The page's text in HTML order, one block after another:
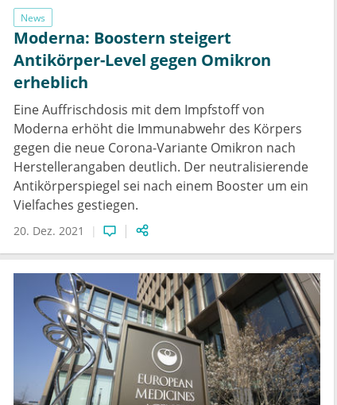
News
Moderna: Boostern steigert
Antikörper-Level gegen Omikron
erheblich
Eine Auffrischdosis mit dem Impfstoff von
Moderna erhöht die Immunabwehr des Körpers
gegen die neue Corona-Variante Omikron nach
Herstellerangaben deutlich. Der neutralisierende
Antikörperspiegel sei nach einem Booster um ein
Vielfaches gestiegen.
20. Dez. 2021